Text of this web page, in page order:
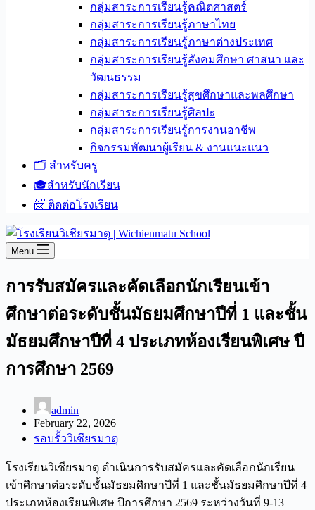
กลุ่มสาระการเรียนรู้คณิตศาสตร์
กลุ่มสาระการเรียนรู้ภาษาไทย
กลุ่มสาระการเรียนรู้ภาษาต่างประเทศ
กลุ่มสาระการเรียนรู้สังคมศึกษา ศาสนา และ
วัฒนธรรม
กลุ่มสาระการเรียนรู้สุขศึกษาและพลศึกษา
กลุ่มสาระการเรียนรู้ศิลปะ
กลุ่มสาระการเรียนรู้การงานอาชีพ
กิจกรรมพัฒนาผู้เรียน & งานแนะแนว
🗂️ สำหรับครู
🎓สำหรับนักเรียน
📨 ติดต่อโรงเรียน
Menu
การรับสมัครและคัดเลือกนักเรียนเข้า
ศึกษาต่อระดับชั้นมัธยมศึกษาปีที่ 1 และชั้น
มัธยมศึกษาปีที่ 4 ประเภทห้องเรียนพิเศษ ปี
การศึกษา 2569
admin
February 22, 2026
รอบรั้ววิเชียรมาตุ
โรงเรียนวิเชียรมาตุ ดำเนินการรับสมัครและคัดเลือกนักเรียน
เข้าศึกษาต่อระดับชั้นมัธยมศึกษาปีที่ 1 และชั้นมัธยมศึกษาปีที่ 4
ประเภทห้องเรียนพิเศษ ปีการศึกษา 2569 ระหว่างวันที่ 9-13